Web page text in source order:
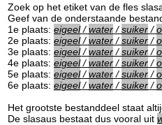
Zoek op het etiket van de fles
Geef van de onderstaande
1e plaats: eigeel/water/suiker/
2e plaats: eigeel/water/suiker/
3e plaats: eigeel/water/suiker/
4e plaats: eigeel/water/suiker/
5e plaats: eigeel/water/suiker/
6e plaats: eigeel/water/suiker/
Het grootste bestanddeel staat
De slasaus bestaat dus vooral uit